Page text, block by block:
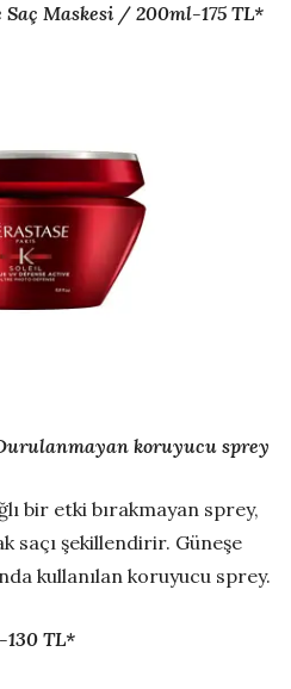
Saç Maskesi / 200ml-175 TL*
koruyucu sprey
bir etki bırakmayan sprey,
saçı şekillendirir. Güneşe
kullanılan koruyucu sprey.
TL*